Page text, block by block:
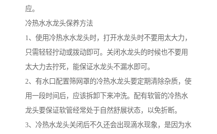
应。
冷热水水龙头保养方法
1、使用冷热水水龙头时，打开水龙头时不要用太大力，
只需轻轻拧动或拨动即可。关闭水龙头的时候也不要用
太大力去拧死，能保证水龙头不漏水即可。
2、有水口配置筛网罩的冷热水龙头要定期清除杂质，使
用一段时间后，应该拆卸下来冲洗。配有软管的冷热水
龙头要保证软管经常处于自然舒展状态，以免折断。
3、冷热水龙头关闭后不久还会出现滴水现象，是因为水